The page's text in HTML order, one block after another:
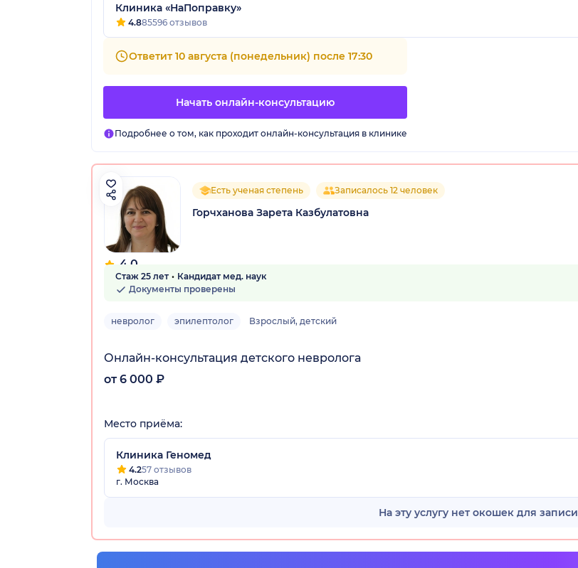
Клиника «НаПоправку»
4.885596 отзывов
Ответит 10 августа (понедельник) после 17:30
Начать онлайн-консультацию
Подробнее о том, как проходит онлайн-консультация в клинике
4.0
6 отзывов
Есть ученая степень Записалось 12 человек
Горчханова Зарета Казбулатовна
Стаж 25 лет
Кандидат мед. наук
Документы проверены
невролог эпилептолог Взрослый, детский
Онлайн-консультация детского невролога
от 6 000 ₽
Место приёма:
Клиника Геномед
4.257 отзывов
г. Москва
На эту услугу нет окошек для записи